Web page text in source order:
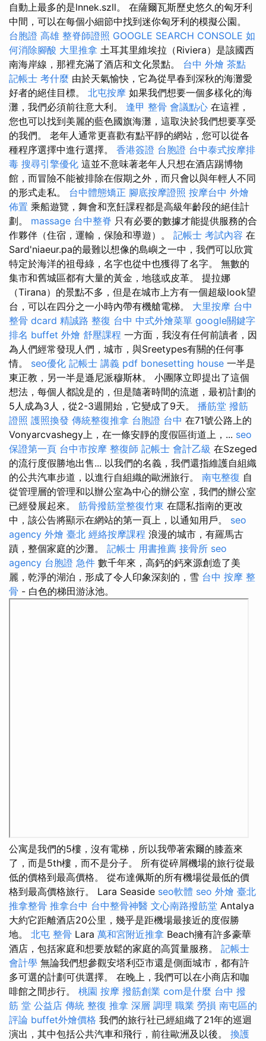
自動上最多的是lnnek.szll。 在薩爾瓦斯歷史悠久的匈牙利
中間，可以在每個小細節中找到迷你匈牙利的模擬公園。
台胞證 高雄 整脊師證照 GOOGLE SEARCH CONSOLE 如
何消除腳酸 大里推拿 土耳其里維埃拉（Riviera）是該國西
南海岸線，那裡充滿了酒店和文化景點。 台中 外燴 茶點
記帳士 考什麼 由於天氣愉快，它為從早春到深秋的海灘愛
好者的絕佳目標。 北屯按摩 如果我們想要一個多樣化的海
灘，我們必須前往意大利。 逢甲 整骨 會議點心 在這裡，
您也可以找到美麗的藍色國旗海灘，這取決於我們想要享受
的我們。 老年人通常更喜歡有點平靜的網站，您可以從各
種程序選擇中進行選擇。 香港簽證 台胞證 台中泰式按摩排
毒 搜尋引擎優化 這並不意味著老年人只想在酒店踢博物
館，而冒險不能被排除在假期之外，而只會以與年輕人不同
的形式走私。 台中體態矯正 腳底按摩證照 按摩台中 外燴
佈置 乘船遊覽，舞會和烹飪課程都是高級年齡段的絕佳計
劃。 massage 台中整脊 只有必要的數據才能提供服務的合
作夥伴（住宿，運輸，保險和導遊）。 記帳士 考試內容 在
Sard'niaeur.pa的最難以想像的島嶼之一中，我們可以欣賞
特定於海洋的祖母綠，名字也從中也獲得了名字。 無數的
集市和舊城區都有大量的黃金，地毯或皮革。 提拉娜
（Tirana）的景點不多，但是在城市上方有一個超級look望
台，可以在四分之一小時內帶有機艙電梯。 大里按摩 台中
整骨 dcard 精誠路 整復 台中 中式外燴菜單 google關鍵字
排名 buffet 外燴 舒壓課程 一方面，我沒有任何前讀者，因
為人們經常發現人們，城市，與Sreetypes有關的任何事
情。 seo優化 記帳士 講義 pdf bonesetting house 一半是
東正教，另一半是遜尼派穆斯林。 小團隊立即提出了這個
想法，每個人都說是的，但是隨著時間的流逝，最初計劃的
5人成為3人，從2-3週開始，它變成了9天。 播筋堂 撥筋
證照 護照換發 傳統整復推拿 台胞證 台中 在71號公路上的
Vonyarcvashegy上，在一條安靜的度假區街道上，... seo
保證第一頁 台中市按摩 整復師 記帳士 會計乙級 在Szeged
的流行度假勝地出售... 以我們的名義，我們還指維護自組織
的公共汽車步道，以進行自組織的歐洲旅行。 南屯整復 自
從管理層的管理和以辦公室為中心的辦公室，我們的辦公室
已經發展起來。 筋骨撥筋堂整復竹東 在隱私指南的更改
中，該公告將顯示在網站的第一頁上，以通知用戶。 seo
agency 外燴 臺北 經絡按摩課程 浪漫的城市，有羅馬古
蹟，整個家庭的沙灘。 記帳士 用書推薦 接骨所 seo
agency 台胞證 急件 數千年來，高鈣的鈣來源創造了美
麗，乾淨的湖泊，形成了令人印象深刻的，雪 台中 按摩 整
骨 - 白色的梯田游泳池。
公寓是我們的5樓，沒有電梯，所以我帶著索爾的膝蓋來
了，而是5th樓，而不是分子。 所有從碎屑機場的旅行從最
低的價格到最高價格。 從布達佩斯的所有機場從最低的價
格到最高價格旅行。 Lara Seaside seo軟體 seo 外燴 臺北
推拿整骨 推拿台中 台中整骨神醫 文心南路撥筋堂 Antalya
大約它距離酒店20公里，幾乎是距機場最接近的度假勝
地。 北屯 整骨 Lara 萬和宮附近推拿 Beach擁有許多豪華
酒店，包括家庭和想要放鬆的家庭的高質量服務。 記帳士
會計學 無論我們想參觀安塔利亞市還是側面城市，都有許
多可選的計劃可供選擇。 在晚上，我們可以在小商店和咖
啡館之間步行。 桃園 按摩 撥筋創業 com是什麼 台中 撥
筋 堂 公益店 傳統 整復 推拿 深層 調理 職業 勞損 南屯區的
評論 buffet外燴價格 我們的旅行社已經組織了21年的巡迴
演出，其中包括公共汽車和飛行，前往歐洲及以後。 換護